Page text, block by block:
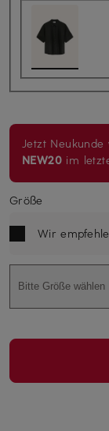
Jetzt
NEW20 im
Größe
Wir
Bitte Größe wählen